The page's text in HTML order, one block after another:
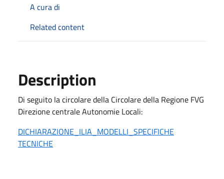
A cura di
Related content
Description
Di seguito la circolare della Circolare della Regione FVG
Direzione centrale Autonomie Locali:
DICHIARAZIONE_ILIA_MODELLI_SPECIFICHE
TECNICHE